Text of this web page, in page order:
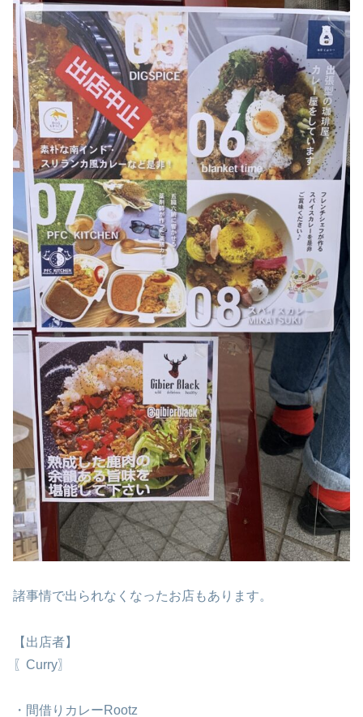
諸事情で出られなくなったお店もあります。
⁡【出店者】⁡
〖Curry〗⁡
・間借りカレーRootz